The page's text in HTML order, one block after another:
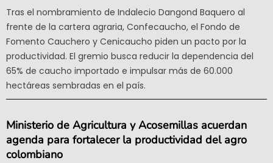
Tras el nombramiento de Indalecio Dangond Baquero al
frente de la cartera agraria, Confecaucho, el Fondo de
Fomento Cauchero y Cenicaucho piden un pacto por la
productividad. El gremio busca reducir la dependencia del
65% de caucho importado e impulsar más de 60.000
hectáreas sembradas en el país.
Ministerio de Agricultura y Acosemillas acuerdan
agenda para fortalecer la productividad del agro
colombiano